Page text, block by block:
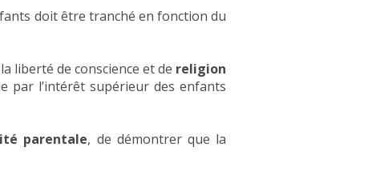
doit être tranché en fonction du
liberté de conscience et de religion
par l’intérêt supérieur des enfants
parentale, de démontrer que la